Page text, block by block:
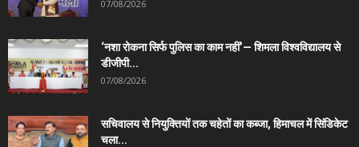
07/08/2026
‘नशा रोकना सिर्फ पुलिस का काम नहीं’— शिमला विश्वविद्यालय से
डीजीपी...
07/08/2026
सचिवालय से नियुक्तियों तक चहेतों का कब्जा, हिमाचल में सिंडिकेट
चला...